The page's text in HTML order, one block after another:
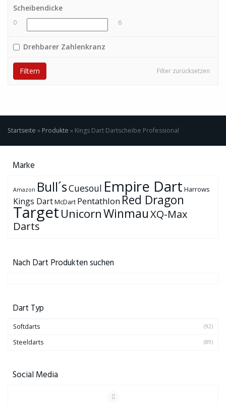
Scheibendicke
0 6
Drehbarer Zahlenkranz
Filter zurücksetzen
Filtern
Startseite » Produkte » Kings Dart Dartscheibe Professional
Marke
Amazon Bull´sCuesoul Empire Dart Harrows
Kings DartMcDart Pentathlon Red Dragon
TargetUnicornWinmauXQ-Max
Darts
Nach Dart Produkten suchen
Dart Typ
Softdarts (92)
Steeldarts (89)
Social Media